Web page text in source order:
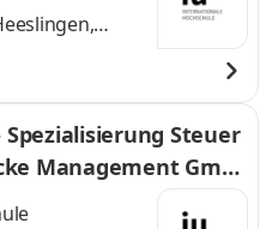
Spezialisierung Steuer
Management Gmb